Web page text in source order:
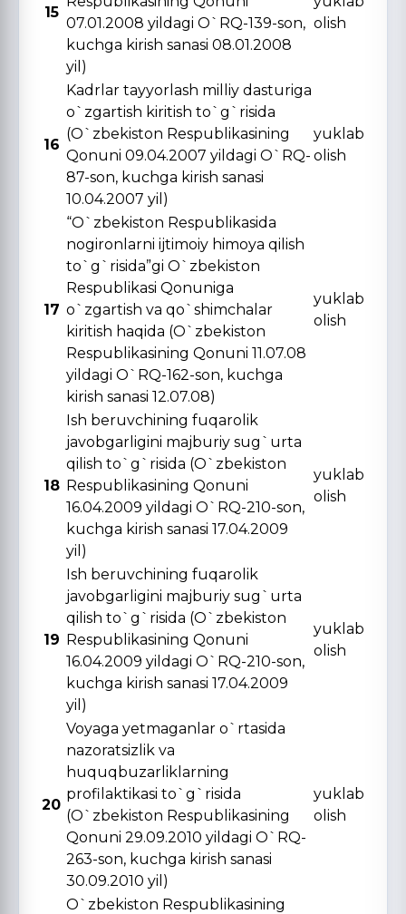
15
07.01.2008 yildagi O`RQ-139-son,
kuchga kirish sanasi 08.01.2008
yil)
olish
16
Kadrlar tayyorlash milliy dasturiga
o`zgartish kiritish to`g`risida
(O`zbekiston Respublikasining
Qonuni 09.04.2007 yildagi O`RQ-
87-son, kuchga kirish sanasi
10.04.2007 yil)
yuklab
olish
17
“O`zbekiston Respublikasida
nogironlarni ijtimoiy himoya qilish
to`g`risida”gi O`zbekiston
Respublikasi Qonuniga
o`zgartish va qo`shimchalar
kiritish haqida (O`zbekiston
Respublikasining Qonuni 11.07.08
yildagi O`RQ-162-son, kuchga
kirish sanasi 12.07.08)
yuklab
olish
18
Ish beruvchining fuqarolik
javobgarligini majburiy sug`urta
qilish to`g`risida (O`zbekiston
Respublikasining Qonuni
16.04.2009 yildagi O`RQ-210-son,
kuchga kirish sanasi 17.04.2009
yil)
yuklab
olish
19
Ish beruvchining fuqarolik
javobgarligini majburiy sug`urta
qilish to`g`risida (O`zbekiston
Respublikasining Qonuni
16.04.2009 yildagi O`RQ-210-son,
kuchga kirish sanasi 17.04.2009
yil)
yuklab
olish
20
Voyaga yetmaganlar o`rtasida
nazoratsizlik va
huquqbuzarliklarning
profilaktikasi to`g`risida
(O`zbekiston Respublikasining
Qonuni 29.09.2010 yildagi O`RQ-
263-son, kuchga kirish sanasi
30.09.2010 yil)
yuklab
olish
O`zbekiston Respublikasining